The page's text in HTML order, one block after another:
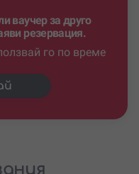
ваучер за друго
резервация.
го по време